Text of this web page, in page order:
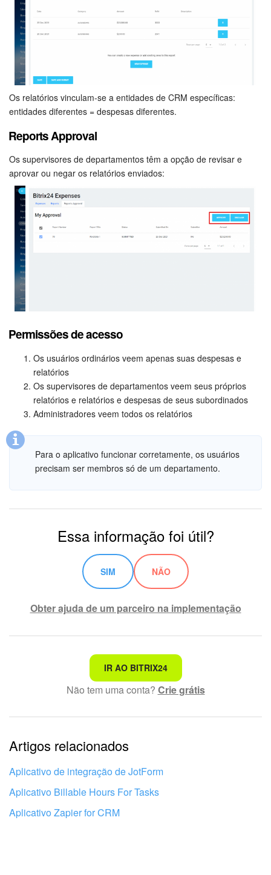
Os relatórios vinculam-se a entidades de CRM específicas:
entidades diferentes = despesas diferentes.
Reports Approval
Os supervisores de departamentos têm a opção de revisar e
aprovar ou negar os relatórios enviados:
Permissões de acesso
Os usuários ordinários veem apenas suas despesas e
relatórios
Os supervisores de departamentos veem seus próprios
relatórios e relatórios e despesas de seus subordinados
Administradores veem todos os relatórios
Para o aplicativo funcionar corretamente, os usuários
precisam ser membros só de um departamento.
Essa informação foi útil?
SIM NÃO
Obter ajuda de um parceiro na implementação
Não é o que estou procurando
Texto complexo e incompreensível
Informações estão desatualizadas
Explicação muito breve, preciso de mais informações
Não gosto de como esta ferramenta funciona
IR AO BITRIX24
Não tem uma conta? Crie grátis
Artigos relacionados
Aplicativo de integração de JotForm
Aplicativo Billable Hours For Tasks
Aplicativo Zapier for CRM